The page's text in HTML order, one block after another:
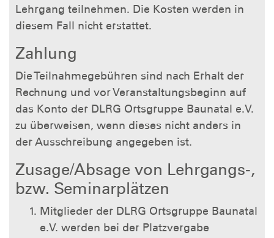
Lehrgang teilnehmen. Die Kosten werden in
diesem Fall nicht erstattet.
Zahlung
Die Teilnahmegebühren sind nach Erhalt der
Rechnung und vor Veranstaltungsbeginn auf
das Konto der DLRG Ortsgruppe Baunatal e.V.
zu überweisen, wenn dieses nicht anders in
der Ausschreibung angegeben ist.
Zusage/Absage von Lehrgangs-,
bzw. Seminarplätzen
Mitglieder der DLRG Ortsgruppe Baunatal
e.V. werden bei der Platzvergabe